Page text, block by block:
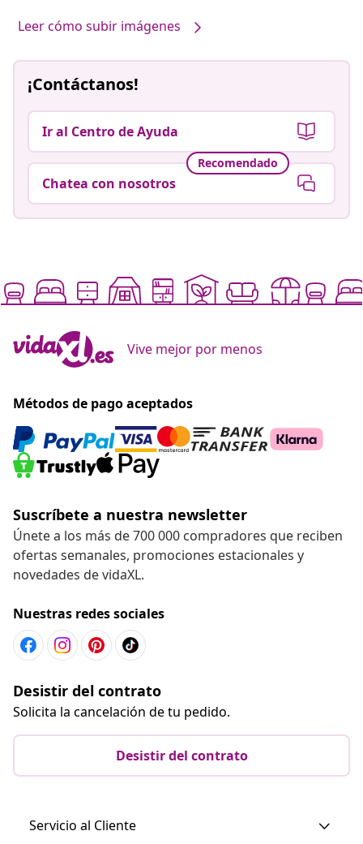
Leer cómo subir imágenes
¡Contáctanos!
Ir al Centro de Ayuda
Recomendado
Chatea con nosotros
Vive mejor por menos
Métodos de pago aceptados
Suscríbete a nuestra newsletter
Únete a los más de 700 000 compradores que reciben
ofertas semanales, promociones estacionales y
novedades de vidaXL.
Nuestras redes sociales
Desistir del contrato
Solicita la cancelación de tu pedido.
Desistir del contrato
Servicio al Cliente